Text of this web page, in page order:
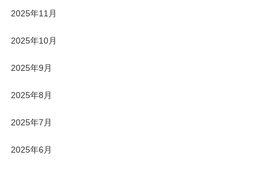
2025年11月
2025年10月
2025年9月
2025年8月
2025年7月
2025年6月